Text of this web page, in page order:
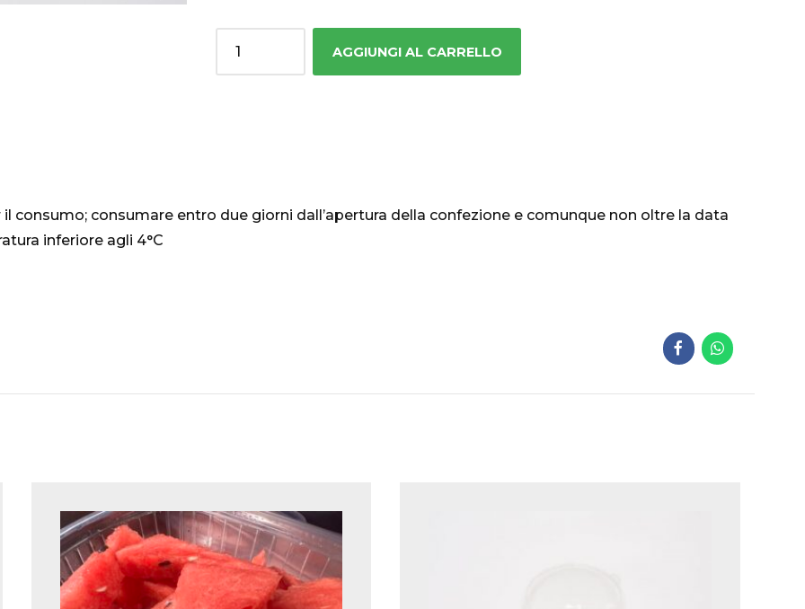
AGGIUNGI AL CARRELLO
consumare entro due giorni dall’apertura della confezione e comunque non oltre la data
inferiore agli 4°C